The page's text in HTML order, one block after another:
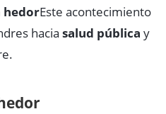
hedorEste acontecimiento
hacia salud pública y